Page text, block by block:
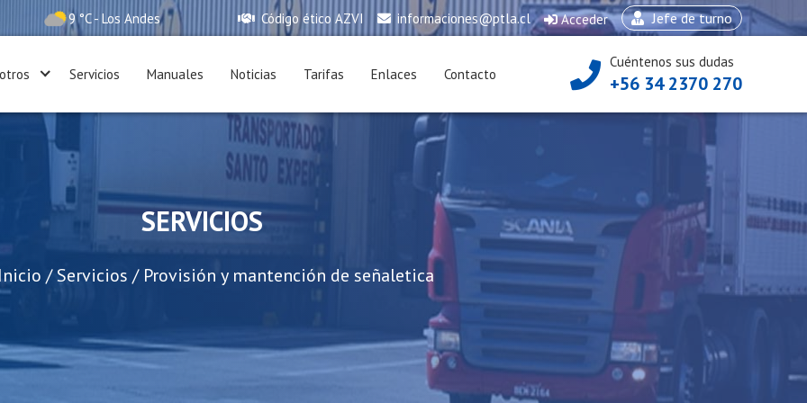
9 °C - Los Andes Código ético AZVI informaciones@ptla.cl Acceder Jefe de turno
Servicios Manuales Noticias Tarifas Enlaces Contacto
Cuéntenos sus dudas
+56 34 2370 270
SERVICIOS
Inicio / Servicios / Provisión y mantención de señaletica